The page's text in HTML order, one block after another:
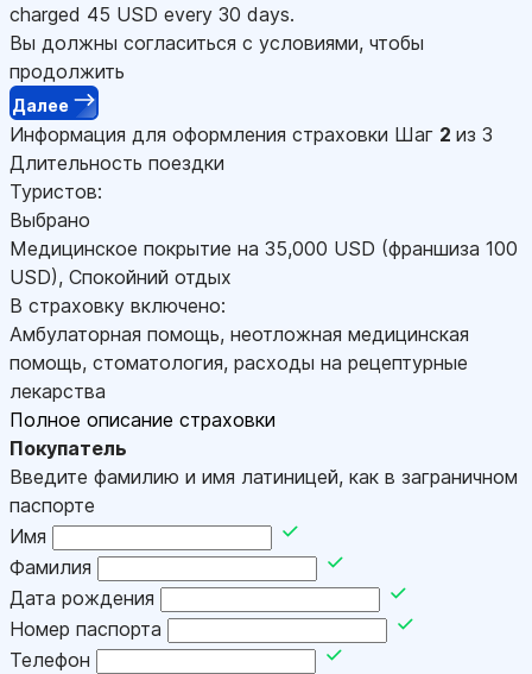
charged 45 USD every 30 days.
Вы должны согласиться с условиями, чтобы
продолжить
Далее
Информация для оформления страховки Шаг 2 из 3
Длительность поездки
Туристов:
Выбрано
Медицинское покрытие на 35,000 USD (франшиза 100
USD), Спокойний отдых
В страховку включено:
Амбулаторная помощь, неотложная медицинская
помощь, стоматология, расходы на рецептурные
лекарства
Полное описание страховки
Покупатель
Введите фамилию и имя латиницей, как в заграничном
паспорте
Имя
Фамилия
Дата рождения
Номер паспорта
Телефон